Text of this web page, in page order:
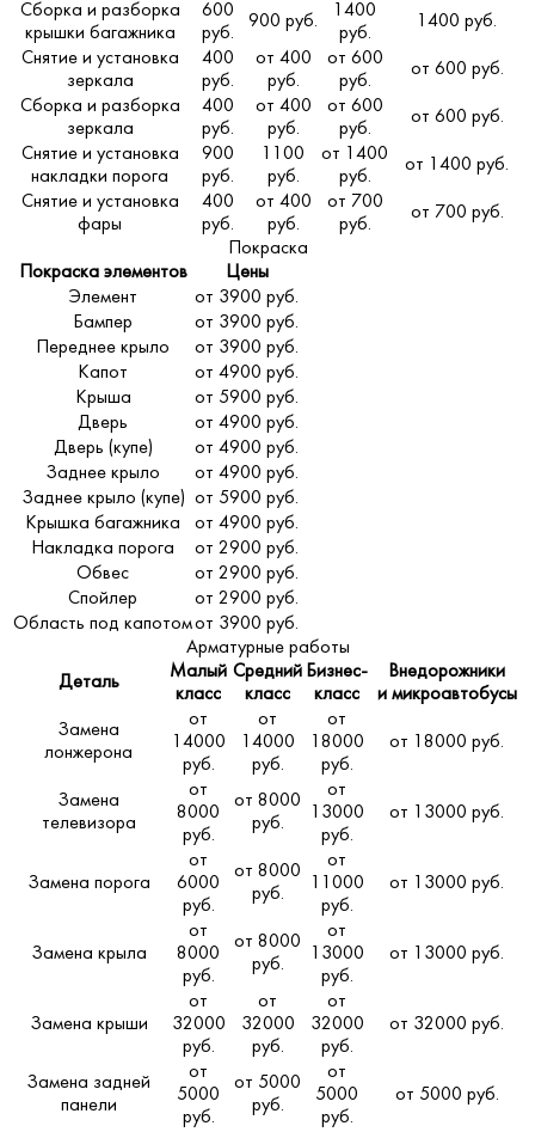
Сборка и разборка
крышки багажника
600
руб.
900 руб.
1400
руб.
1400 руб.
Снятие и установка
зеркала
400
руб.
от 400
руб.
от 600
руб.
от 600 руб.
Сборка и разборка
зеркала
400
руб.
от 400
руб.
от 600
руб.
от 600 руб.
Снятие и установка
накладки порога
900
руб.
1100
руб.
от 1400
руб.
от 1400 руб.
Снятие и установка
фары
400
руб.
от 400
руб.
от 700
руб.
от 700 руб.
Покраска
Покраска элементов
Цены
Элемент
от 3900 руб.
Бампер
от 3900 руб.
Переднее крыло
от 3900 руб.
Капот
от 4900 руб.
Крыша
от 5900 руб.
Дверь
от 4900 руб.
Дверь (купе)
от 4900 руб.
Заднее крыло
от 4900 руб.
Заднее крыло (купе) от 5900 руб.
Крышка багажника
от 4900 руб.
Накладка порога
от 2900 руб.
Обвес
от 2900 руб.
Спойлер
от 2900 руб.
Область под капотомот 3900 руб.
Арматурные работы
Деталь
Малый
класс
Средний
класс
Бизнес-
класс
Внедорожники
и микроавтобусы
Замена
лонжерона
от
14000
руб.
от
14000
руб.
от
18000
руб.
от 18000 руб.
Замена
телевизора
от
8000
руб.
от 8000
руб.
от
13000
руб.
от 13000 руб.
Замена порога
от
6000
руб.
от 8000
руб.
от
11000
руб.
от 13000 руб.
Замена крыла
от
8000
руб.
от 8000
руб.
от
13000
руб.
от 13000 руб.
Замена крыши
от
32000
руб.
от
32000
руб.
от
32000
руб.
от 32000 руб.
Замена задней
панели
от
5000
руб.
от 5000
руб.
от
5000
руб.
от 5000 руб.